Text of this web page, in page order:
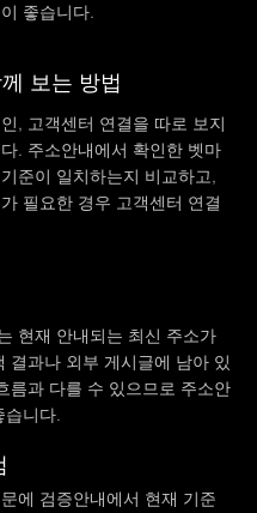
좋습니다.
보는 방법
, 고객센터 연결을 따로 보지
. 주소안내에서 확인한 벳마
준이 일치하는지 비교하고,
필요한 경우 고객센터 연결
현재 안내되는 최신 주소가
결과나 외부 게시글에 남아 있
름과 다를 수 있으므로 주소안
습니다.
에 검증안내에서 현재 기준